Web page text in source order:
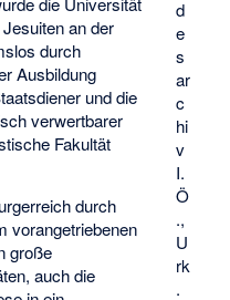
d
e
s
ar
c
hi
v
I.
Ö
.,
U
rk
.
an der
durch
Ausbildung
und die
verwertbarer
Fakultät
durch
vorangetriebenen
große
auch die